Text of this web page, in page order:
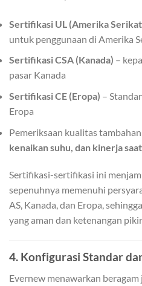
Sertifikasi UL (Amerika
untuk penggunaan di Amerika
Sertifikasi CSA (Kanada) –
pasar Kanada
Sertifikasi CE (Eropa) –
Eropa
Pemeriksaan kualitas
kenaikan suhu, dan kinerja
Sertifikasi-sertifikasi ini
sepenuhnya memenuhi
AS, Kanada, dan Eropa,
yang aman dan ketenangan
4. Konfigurasi Standar
Evernew menawarkan